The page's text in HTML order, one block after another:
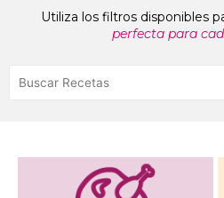
Utiliza los filtros disponibles
perfecta para